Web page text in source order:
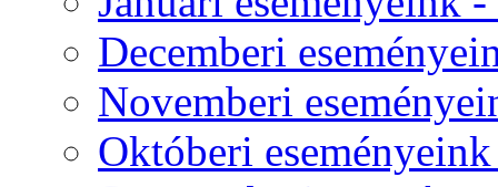
Decemberi
Novemberi
Októberi